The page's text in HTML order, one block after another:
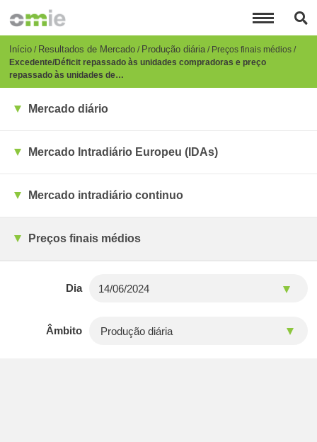
para
conteúdo
principal
Breadcrumb
Início Resultados de Mercado Produção diária Preços finais médios
Excedente/Déficit repassado às unidades compradoras e preço
repassado às unidades de…
Mercado diário
Mercado Intradiário Europeu (IDAs)
Mercado intradiário continuo
Preços finais médios
Dia
Âmbito